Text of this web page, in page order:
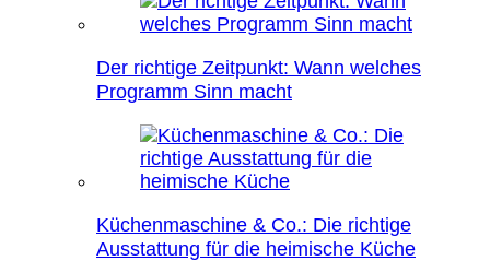
Der richtige Zeitpunkt: Wann welches
Programm Sinn macht
Küchenmaschine & Co.: Die richtige
Ausstattung für die heimische Küche